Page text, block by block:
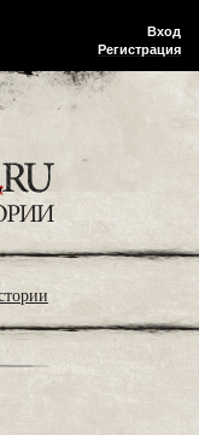
Вход
Регистрация